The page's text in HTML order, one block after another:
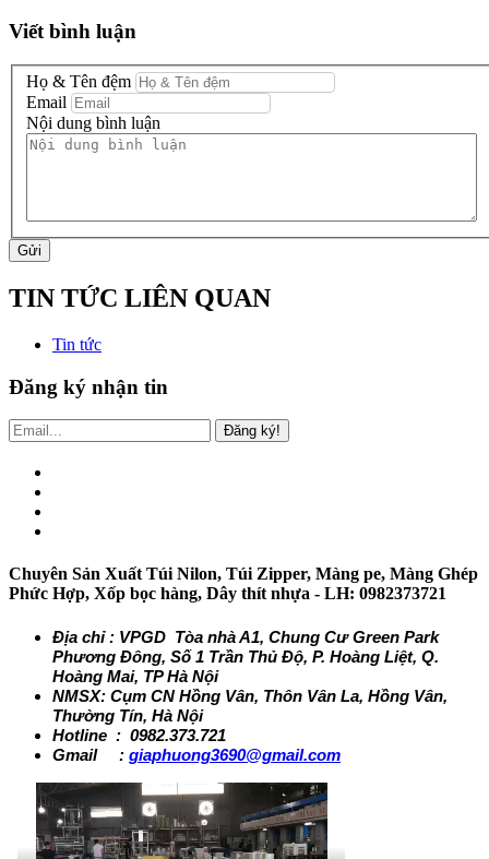
Viết bình luận
Họ & Tên đệm
Email
Nội dung bình luận
Gửi
TIN TỨC LIÊN QUAN
Tin tức
Đăng ký nhận tin
Đăng ký!
Chuyên Sản Xuất Túi Nilon, Túi Zipper, Màng pe, Màng Ghép
Phức Hợp, Xốp bọc hàng, Dây thít nhựa - LH: 0982373721
Địa chỉ : VPGD Tòa nhà A1, Chung Cư Green Park
Phương Đông, Số 1 Trần Thủ Độ, P. Hoàng Liệt, Q.
Hoàng Mai, TP Hà Nội
NMSX: Cụm CN Hồng Vân, Thôn Vân La, Hồng Vân,
Thường Tín, Hà Nội
Hotline : 0982.373.721
Gmail : giaphuong3690@gmail.com